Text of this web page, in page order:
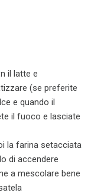
il latte e
(se preferite
e quando il
il fuoco e lasciate
la farina setacciata
di accendere
a mescolare bene